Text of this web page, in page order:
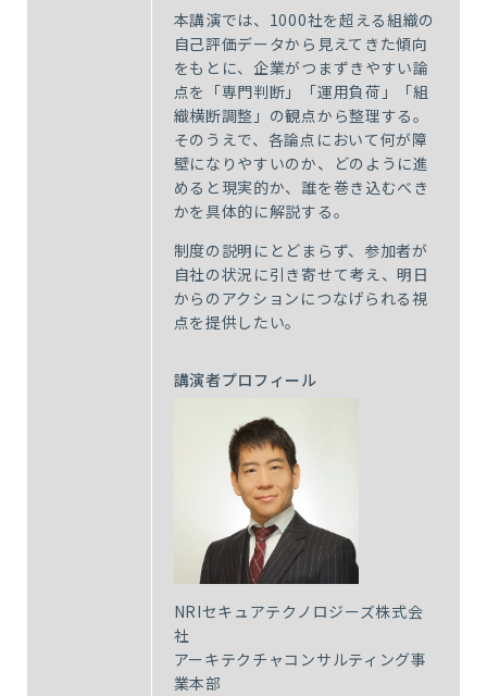
本講演では、1000社を超える組織の
自己評価データから見えてきた傾向
をもとに、企業がつまずきやすい論
点を「専門判断」「運用負荷」「組
織横断調整」の観点から整理する。
そのうえで、各論点において何が障
壁になりやすいのか、どのように進
めると現実的か、誰を巻き込むべき
かを具体的に解説する。
制度の説明にとどまらず、参加者が
自社の状況に引き寄せて考え、明日
からのアクションにつなげられる視
点を提供したい。
講演者プロフィール
NRIセキュアテクノロジーズ株式会
社
アーキテクチャコンサルティング事
業本部